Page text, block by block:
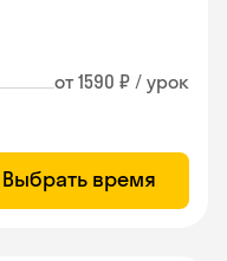
от 1590 ₽ / урок
Выбрать время